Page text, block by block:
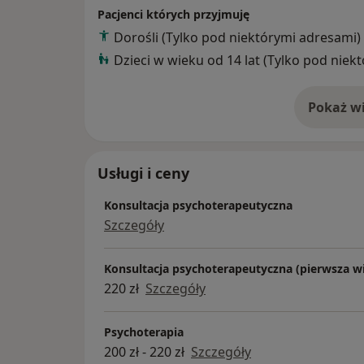
trwałej zmiany.
Pacjenci których przyjmuję
Dorośli (Tylko pod niektórymi adresami)
Dzieci w wieku od 14 lat (Tylko pod
Pokażo
Usługi i ceny
Konsultacja psychoterapeutyczna
Szczegóły
Konsultacja psychoterapeutyczna (pierwsza
220 zł Szczegóły
Psychoterapia
200 zł - 220 zł Szczegóły